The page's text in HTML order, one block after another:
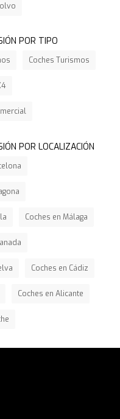
POR TIPO
Coches Turismos
POR LOCALIZACIÓN
Coches en Málaga
Coches en Cádiz
Coches en Alicante